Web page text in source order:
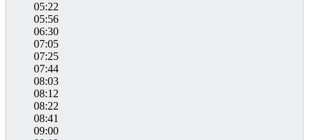
05:22
05:56
06:30
07:05
07:25
07:44
08:03
08:12
08:22
08:41
09:00